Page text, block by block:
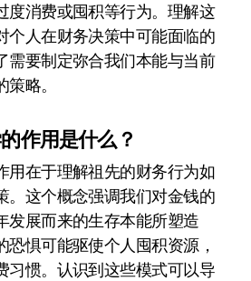
度消费或囤积等行为。理解这
个人在财务决策中可能面临的
需要制定弥合我们本能与当前
略。
作用是什么？
用在于理解祖先的财务行为如
。这个概念强调我们对金钱的
发展而来的生存本能所塑造
恐惧可能驱使个人囤积资源，
习惯。认识到这些模式可以导